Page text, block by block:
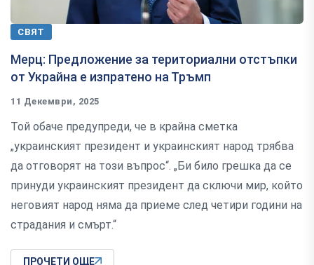
СВЯТ
Мерц: Предложение за териториални отстъпки
от Украйна е изпратено на Тръмп
11 Декември, 2025
Той обаче предупреди, че в крайна сметка
„украинският президент и украинският народ трябва
да отговорят на този въпрос“. „Би било грешка да се
принуди украинският президент да сключи мир, който
неговият народ няма да приеме след четири години на
страдания и смърт.“
ПРОЧЕТИ ОЩЕ